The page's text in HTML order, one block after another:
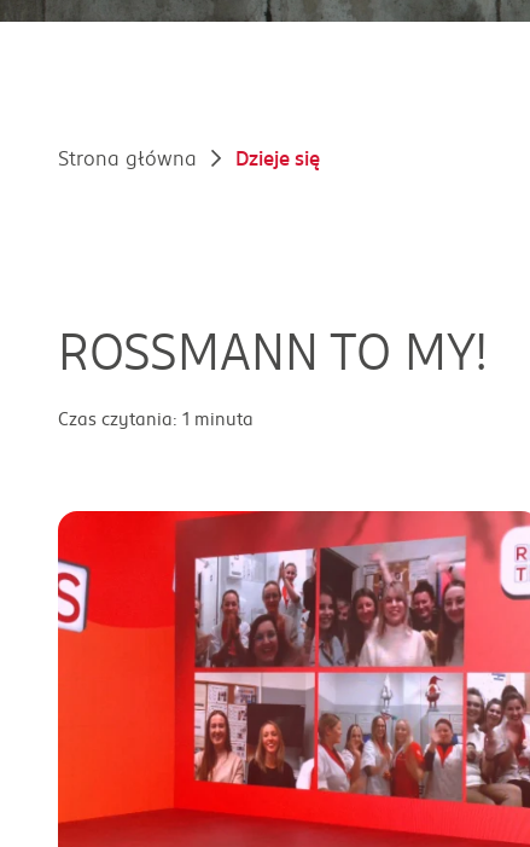
Strona główna Dzieje się
ROSSMANN TO MY!
Czas czytania: 1 minuta